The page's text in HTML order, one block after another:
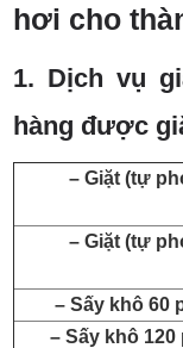
hơi cho
1. Dịch vụ
hàng được
– Giặt (tự
– Giặt (tự
– Sấy khô 60
– Sấy khô 120